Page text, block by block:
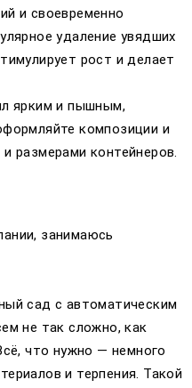
и своевременно
удаление увядших
рост и делает
ярким и пышным,
композиции и
размерами контейнеров.
занимаюсь
сад с автоматическим
не так сложно, как
что нужно — немного
и терпения. Такой